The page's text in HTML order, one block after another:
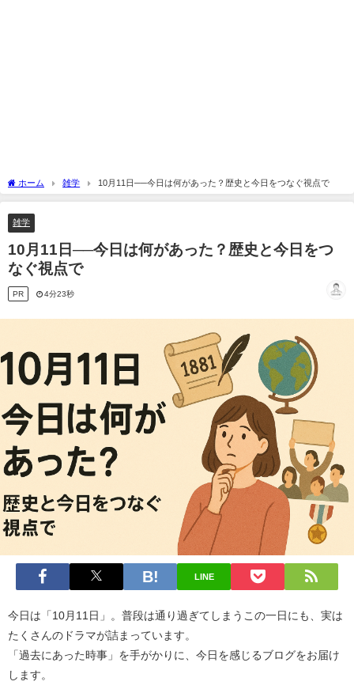
ホーム 雑学 10月11日──今日は何があった？歴史と今日をつなぐ視点で
雑学
10月11日──今日は何があった？歴史と今日をつ
なぐ視点で
PR 4分23秒
LINE
今日は「10月11日」。普段は通り過ぎてしまうこの一日にも、実は
たくさんのドラマが詰まっています。
「過去にあった時事」を手がかりに、今日を感じるブログをお届け
します。